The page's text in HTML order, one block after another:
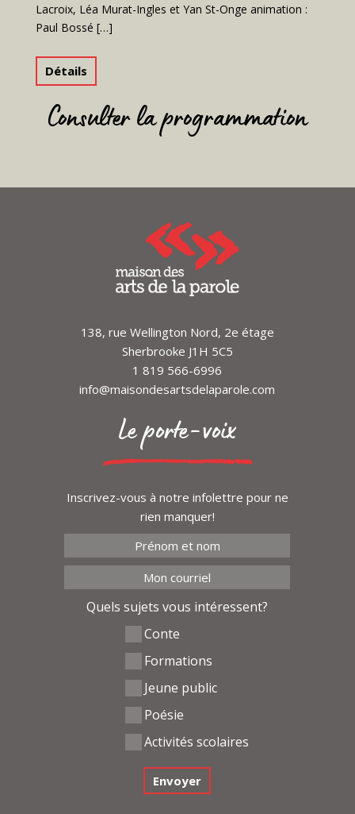
Lacroix, Léa Murat-Ingles et Yan St-Onge animation :
Paul Bossé […]
Détails
Consulter la programmation
138, rue Wellington Nord, 2e étage
Sherbrooke J1H 5C5
1 819 566-6996
info@maisondesartsdelaparole.com
Le porte-voix
Inscrivez-vous à notre infolettre pour ne
rien manquer!
Quels sujets vous intéressent?
Conte
Formations
Jeune public
Poésie
Activités scolaires